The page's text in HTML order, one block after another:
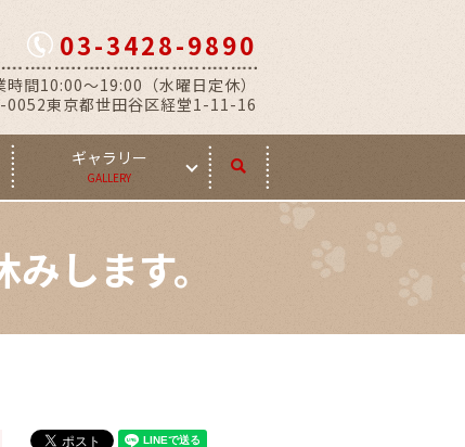
03-3428-9890
時間10:00～19:00（水曜日定休）
0052東京都世田谷区経堂1-11-16
ギャラリー
GALLERY
search
します。